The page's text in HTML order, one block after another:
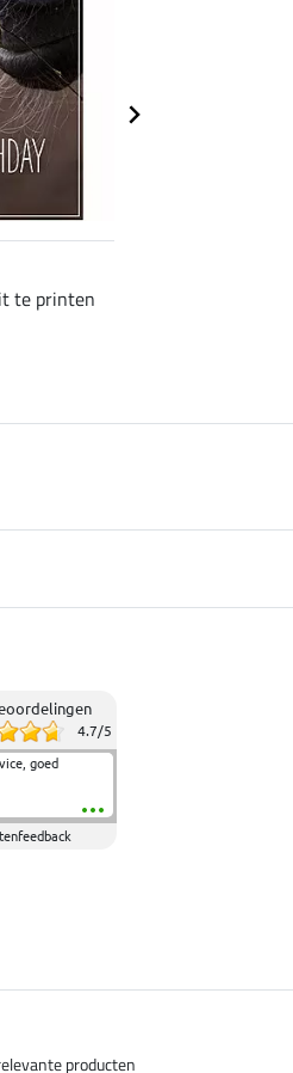
te printen
4.7/5
goed
producten